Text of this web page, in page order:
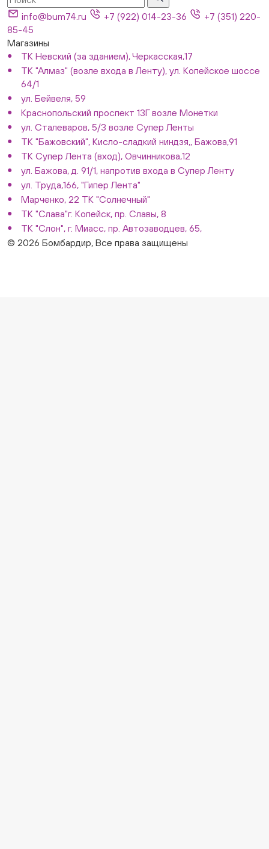
info@bum74.ru +7 (922) 014-23-36
+7 (351) 220-
85-45
Магазины
ТК Невский (за зданием), Черкасская,17
ТК "Алмаз" (возле входа в Ленту), ул. Копейское шоссе
64/1
ул. Бейвеля, 59
Краснопольский проспект 13Г возле Монетки
ул. Сталеваров, 5/3 возле Супер Ленты
ТК "Бажовский", Кисло-сладкий ниндзя,, Бажова,91
ТК Супер Лента (вход), Овчинникова,12
ул. Бажова, д. 91/1, напротив входа в Супер Ленту
ул. Труда,166, "Гипер Лента"
Марченко, 22 ТК "Солнечный"
ТК "Слава"г. Копейск, пр. Славы, 8
ТК "Слон", г. Миасс, пр. Автозаводцев, 65,
© 2026 Бомбардир, Все права защищены